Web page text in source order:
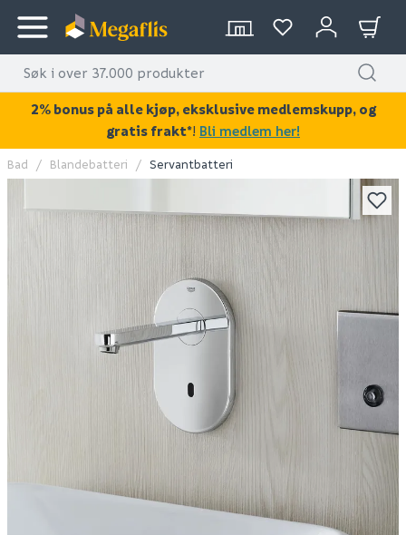
KAN DISSE VÆRE AV INTERESSE?
Mira 4180 primer 1,5l
209
Bad Blandebatteri Servantbatteri
2% bonus på alle kjøp, eksklusive medlemskupp, og
gratis frakt*! Bli medlem her!